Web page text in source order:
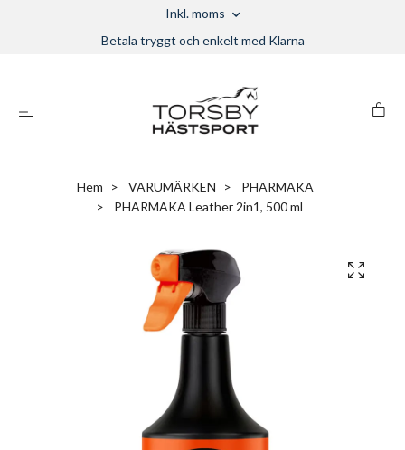
Inkl. moms
Betala tryggt och enkelt med Klarna
Hem VARUMÄRKEN
PHARMAKA
PHARMAKA Leather 2in1, 500 ml